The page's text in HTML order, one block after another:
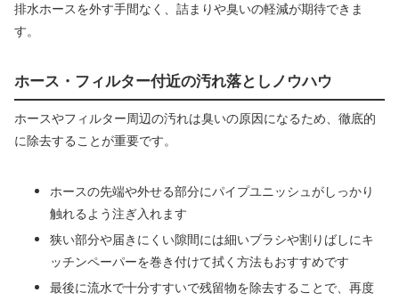
排水ホースを外す手間なく、詰まりや臭いの軽減が期待できま
す。
ホース・フィルター付近の汚れ落としノウハウ
ホースやフィルター周辺の汚れは臭いの原因になるため、徹底的
に除去することが重要です。
ホースの先端や外せる部分にパイプユニッシュがしっかり
触れるよう注ぎ入れます
狭い部分や届きにくい隙間には細いブラシや割りばしにキ
ッチンペーパーを巻き付けて拭く方法もおすすめです
最後に流水で十分すすいで残留物を除去することで、再度